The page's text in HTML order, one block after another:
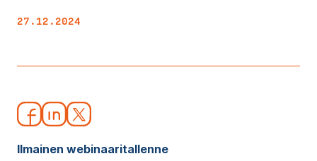
27.12.2024
Ilmainen webinaaritallenne